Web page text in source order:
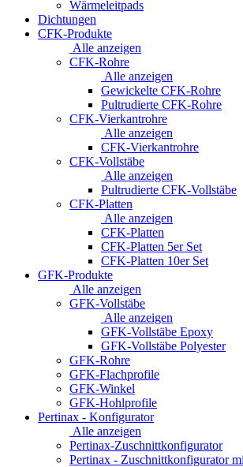
Wärmeleitpads
Dichtungen
CFK-Produkte
Alle anzeigen
CFK-Rohre
Alle anzeigen
Gewickelte CFK-Rohre
Pultrudierte CFK-Rohre
CFK-Vierkantrohre
Alle anzeigen
CFK-Vierkantrohre
CFK-Vollstäbe
Alle anzeigen
Pultrudierte CFK-Vollstäbe
CFK-Platten
Alle anzeigen
CFK-Platten
CFK-Platten 5er Set
CFK-Platten 10er Set
GFK-Produkte
Alle anzeigen
GFK-Vollstäbe
Alle anzeigen
GFK-Vollstäbe Epoxy
GFK-Vollstäbe Polyester
GFK-Rohre
GFK-Flachprofile
GFK-Winkel
GFK-Hohlprofile
Pertinax - Konfigurator
Alle anzeigen
Pertinax-Zuschnittkonfigurator
Pertinax - Zuschnittkonfigurator